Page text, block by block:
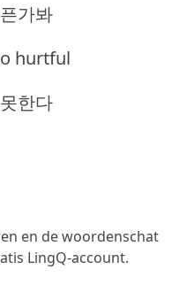
가봐
hurtful
한다
en de woordenschat
LingQ-account.